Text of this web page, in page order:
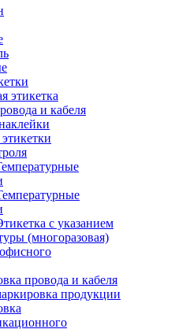
этикетка
и кабеля
с указанием
(многоразовая)
провода и кабеля
продукции